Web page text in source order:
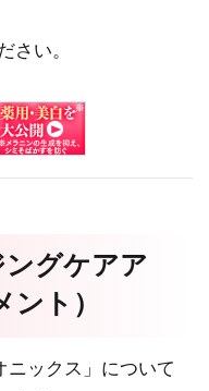
さい。
グケアア
ント）
ニックス」について